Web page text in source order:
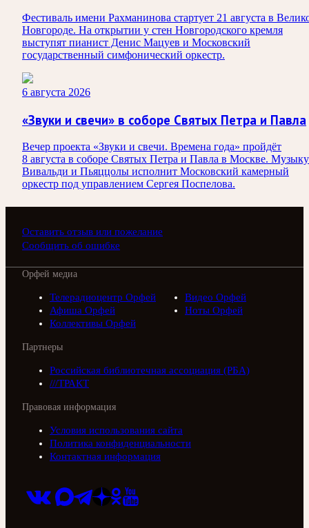
Фестиваль имени Рахманинова стартует 21 августа в
Новгороде. На открытии у стен Новгородского кремля
выступят пианист Денис Мацуев и Московский
государственный симфонический оркестр.
6 августа 2026
«Звуки и свечи» в соборе Святых Петра и Павла
Вечер проекта «Звуки и свечи. Времена года» пройдёт
8 августа в соборе Святых Петра и Павла в Москве. Музыку
Вивальди и Пьяццолы исполнит Московский камерный
оркестр под управлением Сергея Поспелова.
Оставить отзыв или пожелание
Сообщить об ошибке
Орфей медиа
Телерадиоцентр Орфей
Видео Орфей
Афиша Орфей
Ноты Орфей
Коллективы Орфей
Партнеры
Российская библиотечная ассоциация (РБА)
///ТРАКТ
Правовая информация
Условия использования сайта
Политика конфиденциальности
Контактная информация